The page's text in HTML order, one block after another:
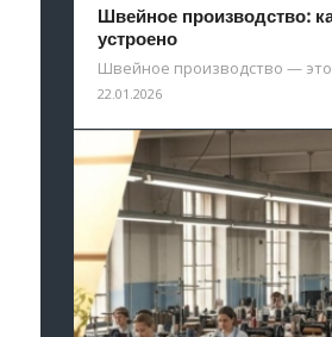
Швейное производство:
устроено
Швейное производство —
22.01.2026